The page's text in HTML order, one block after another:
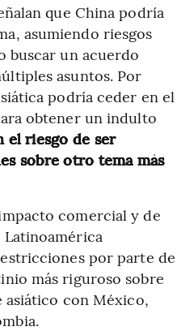
que China podría
asumiendo riesgos
buscar un acuerdo
asuntos. Por
podría ceder en el
obtener un indulto
el riesgo de ser
sobre otro tema más
comercial y de
por parte de
más riguroso sobre
con México,